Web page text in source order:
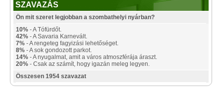
SZAVAZÁS
Ön mit szeret legjobban a szombathelyi nyárban?
10% - A Tófürdőt.
42% - A Savaria Karnevált.
7% - A rengeteg fagyizási lehetőséget.
8% - A sok gondozott parkot.
14% - A nyugalmat, amit a város atmoszférája áraszt.
20% - Csak az számít, hogy igazán meleg legyen.
Összesen 1954 szavazat